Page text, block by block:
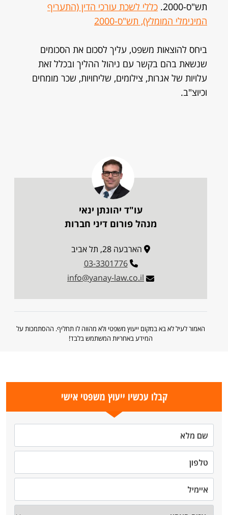
תש"ס-2000.
כללי לשכת עורכי הדין (התעריף
המינימלי המומלץ), תש"ס-2000
ביחס להוצאות משפט, עליך לסכום את הסכומים
שנשאת בהם בקשר עם ניהול ההליך ובכלל זאת
עלויות של אגרות, צילומים, שליחויות, שכר מומחים
וכיוצ"ב.
עו"ד יהונתן ינאי
מנהל פורום דיני חברות
הארבעה 28, תל אביב
03-3301776
info@yanay-law.co.il
האמור לעיל לא בא במקום ייעוץ משפטי ולא מהווה לו תחליף. ההסתמכות על
המידע באחריות המשתמש בלבד!
קבלו עכשיו ייעוץ משפטי אישי